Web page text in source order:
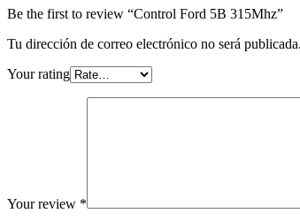
Be the first to review “Control Ford 5B 315Mhz”
Tu dirección de correo electrónico no será publicada.
Your rating
Your review *